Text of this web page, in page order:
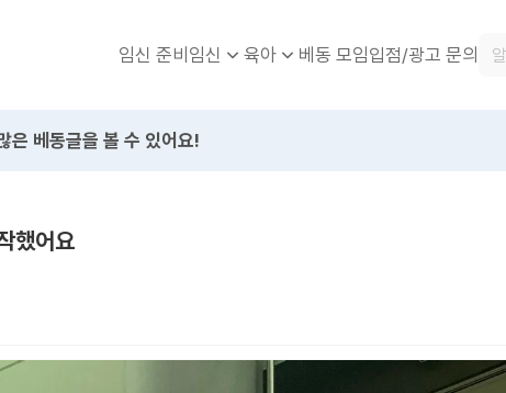
임신 준비임신 육아 베동 모임입점/광고 문의
은 베동글을 볼 수 있어요!
했어요